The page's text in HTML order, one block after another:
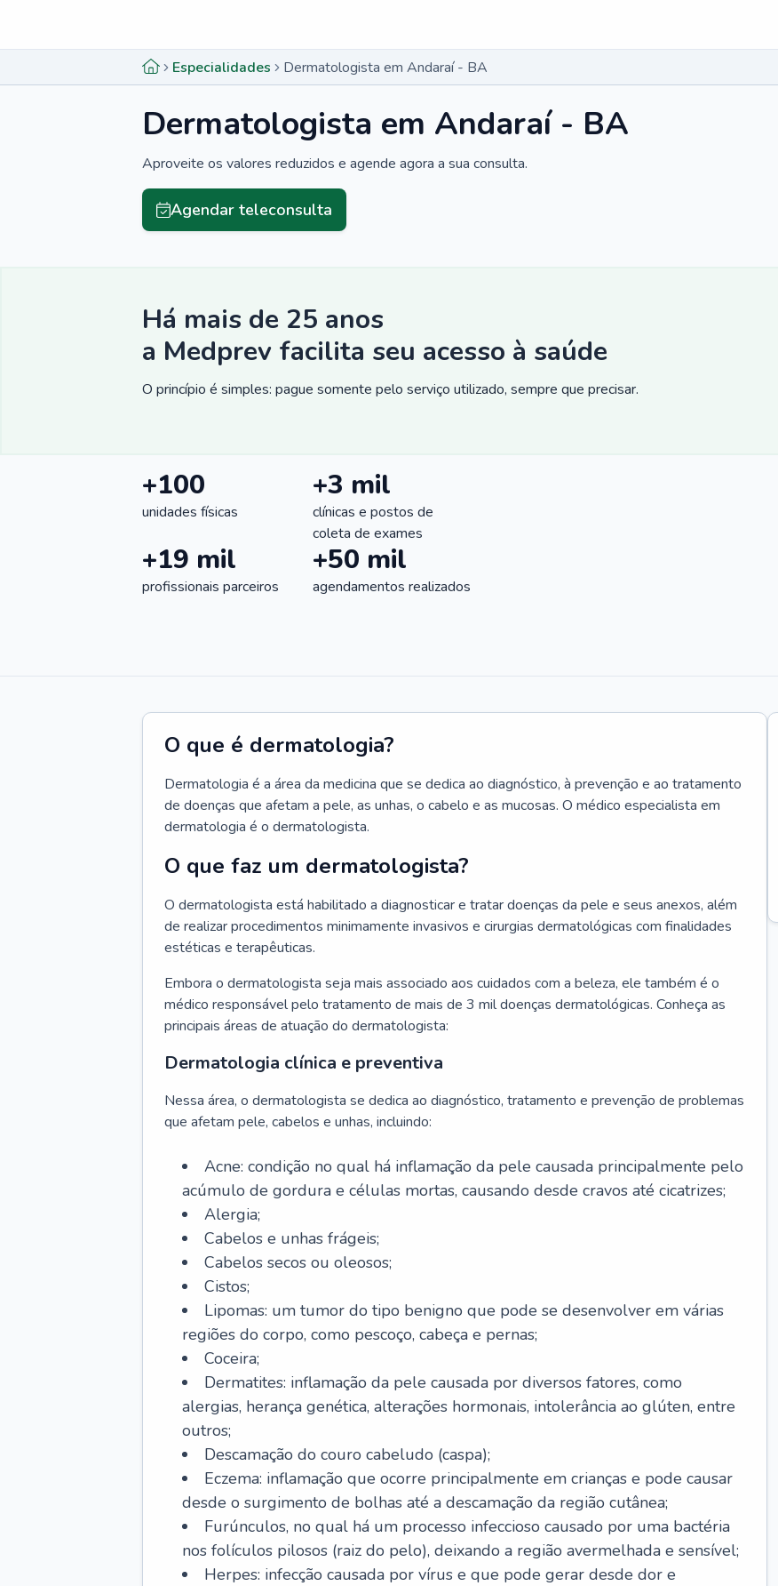
Especialidades Dermatologista em Andaraí - BA
Dermatologista em Andaraí - BA
Aproveite os valores reduzidos e agende agora a sua consulta.
Agendar teleconsulta
Há mais de 25 anos
a Medprev facilita seu acesso à saúde
O princípio é simples: pague somente pelo serviço utilizado, sempre que precisar.
+100
unidades físicas
+3 mil
clínicas e postos de
coleta de exames
+19 mil
profissionais parceiros
+50 mil
agendamentos realizados
O que é dermatologia?
Dermatologia é a área da medicina que se dedica ao diagnóstico, à prevenção e ao tratamento
de doenças que afetam a pele, as unhas, o cabelo e as mucosas. O médico especialista em
dermatologia é o dermatologista.
O que faz um dermatologista?
O dermatologista está habilitado a diagnosticar e tratar doenças da pele e seus anexos, além
de realizar procedimentos minimamente invasivos e cirurgias dermatológicas com finalidades
estéticas e terapêuticas.
Embora o dermatologista seja mais associado aos cuidados com a beleza, ele também é o
médico responsável pelo tratamento de mais de 3 mil doenças dermatológicas. Conheça as
principais áreas de atuação do dermatologista:
Dermatologia clínica e preventiva
Nessa área, o dermatologista se dedica ao diagnóstico, tratamento e prevenção de problemas
que afetam pele, cabelos e unhas, incluindo:
Acne: condição no qual há inflamação da pele causada principalmente pelo
acúmulo de gordura e células mortas, causando desde cravos até cicatrizes;
Alergia;
Cabelos e unhas frágeis;
Cabelos secos ou oleosos;
Cistos;
Lipomas: um tumor do tipo benigno que pode se desenvolver em várias
regiões do corpo, como pescoço, cabeça e pernas;
Coceira;
Dermatites: inflamação da pele causada por diversos fatores, como
alergias, herança genética, alterações hormonais, intolerância ao glúten, entre
outros;
Descamação do couro cabeludo (caspa);
Eczema: inflamação que ocorre principalmente em crianças e pode causar
desde o surgimento de bolhas até a descamação da região cutânea;
Furúnculos, no qual há um processo infeccioso causado por uma bactéria
nos folículos pilosos (raiz do pelo), deixando a região avermelhada e sensível;
Herpes: infecção causada por vírus e que pode gerar desde dor e